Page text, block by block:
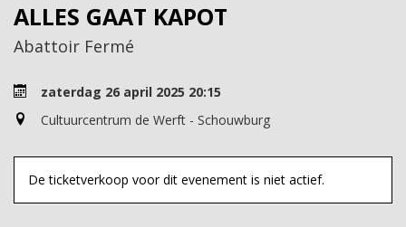
ALLES GAAT KAPOT
Abattoir Fermé
zaterdag 26 april 2025 20:15
Cultuurcentrum de Werft - Schouwburg
De ticketverkoop voor dit evenement is niet actief.